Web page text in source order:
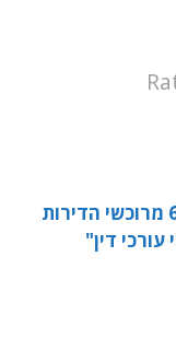
עו"ד אילן שרקון: "50%-60% מרוכשי הדירות
דין"